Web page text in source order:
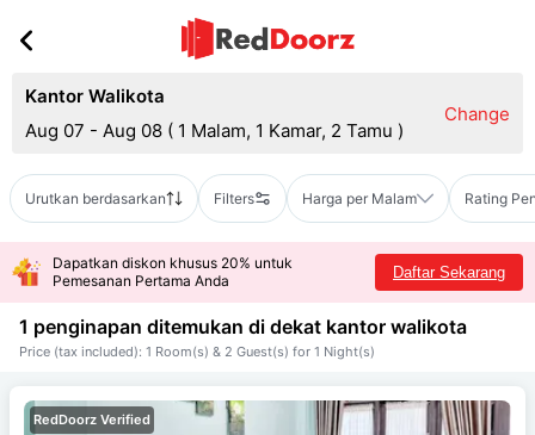
Kantor Walikota
Aug 07 - Aug 08 ( 1 Malam, 1 Kamar, 2 Tamu )
Change
Urutkan berdasarkan Filters Harga per Malam Rating
Dapatkan diskon khusus 20% untuk
Pemesanan Pertama Anda
Daftar Sekarang
1 penginapan ditemukan di dekat kantor walikota
Price (tax included): 1 Room(s) & 2 Guest(s) for 1 Night(s)
RedDoorz Verified